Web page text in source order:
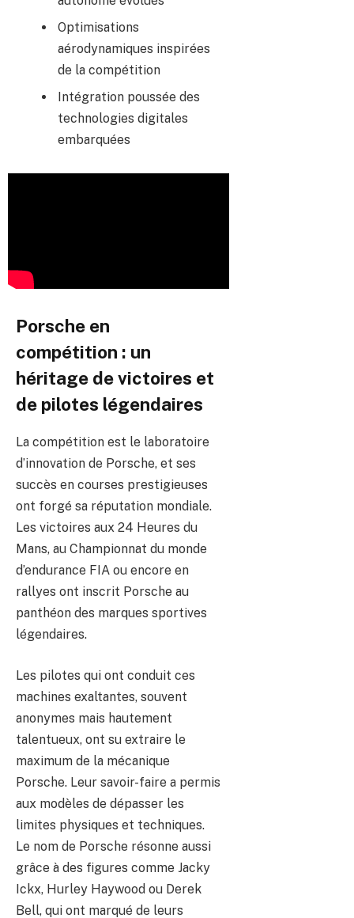
Optimisations
aérodynamiques inspirées
de la compétition
Intégration poussée des
technologies digitales
embarquées
Porsche en
compétition : un
héritage de victoires et
de pilotes légendaires
La compétition est le laboratoire
d’innovation de Porsche, et ses
succès en courses prestigieuses
ont forgé sa réputation mondiale.
Les victoires aux 24 Heures du
Mans, au Championnat du monde
d’endurance FIA ou encore en
rallyes ont inscrit Porsche au
panthéon des marques sportives
légendaires.
Les pilotes qui ont conduit ces
machines exaltantes, souvent
anonymes mais hautement
talentueux, ont su extraire le
maximum de la mécanique
Porsche. Leur savoir-faire a permis
aux modèles de dépasser les
limites physiques et techniques.
Le nom de Porsche résonne aussi
grâce à des figures comme Jacky
Ickx, Hurley Haywood ou Derek
Bell, qui ont marqué de leurs